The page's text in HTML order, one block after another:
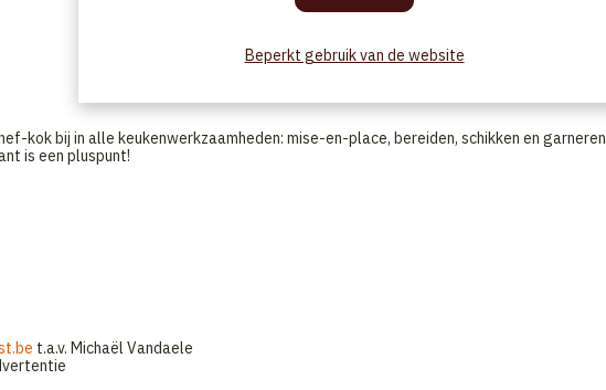
kok bij in alle keukenwerkzaamheden: mise-en-place, bereiden, schikken en garneren
is een pluspunt!
t.a.v. Michaël Vandaele
Beperkt gebruik van de website